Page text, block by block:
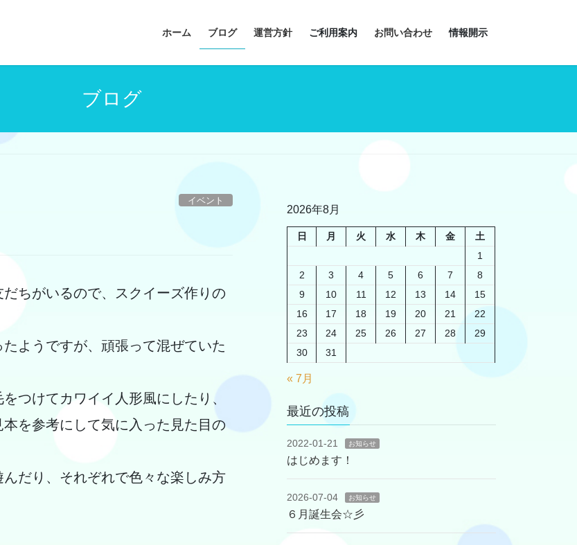
ホーム ブログ 運営方針 ご利用案内 お問い合わせ 情報開示
ブログ
イベント
ちがいるので、スクイーズ作りの
ようですが、頑張って混ぜていた
つけてカワイイ人形風にしたり、
を参考にして気に入った見た目の
だり、それぞれで色々な楽しみ方
2026年8月
日 月 火 水 木 金
土
1
2
3 4 5 6 7
8
9
10 11 12 13 14
15
16
17 18 19 20 21
22
23
24 25 26 27 28
29
30
31
« 7月
最近の投稿
2022-01-21 お知らせ
はじめます！
2026-07-04 お知らせ
６月誕生会☆彡